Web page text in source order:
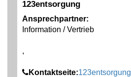
123entsorgung
Ansprechpartner:
Information / Vertrieb
,
Kontaktseite:123entsorgung